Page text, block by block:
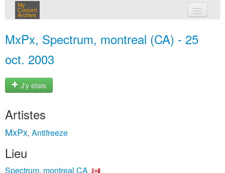
My
Concert
Archive
MxPx, Spectrum, montreal (CA) - 25
oct. 2003
J'y étais
Artistes
MxPx, Antifreeze
Lieu
Spectrum, montreal CA